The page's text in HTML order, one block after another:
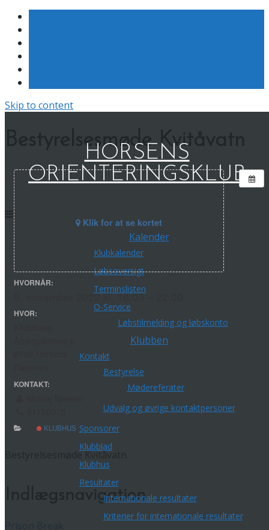
Skip to content
HORSENS
ORIENTERINGSKLUB
Kalender
Klubkalender
Løbsoversigt
Terminslisten
O-Service
Løbstilmelding og løbskonto
Klubben
Kontakt
Bestyrelse
Mødereferater
Udvalg og øvrige kontaktpersoner
Sponsorer
Klubblad
Klubhus
Resultater
Internationale resultater
Kriterier for internationale resultater
Bestyrelsesmøde Kvitåvatn
Klik for at se kortet
HVORNÅR:
9. november 2022 kl. 16:00 – 22:00
HVOR:
KONTAKT:
KLUBHUS
Bestyrelsesmøde Kvitåvatn.
Indlægsnavigation